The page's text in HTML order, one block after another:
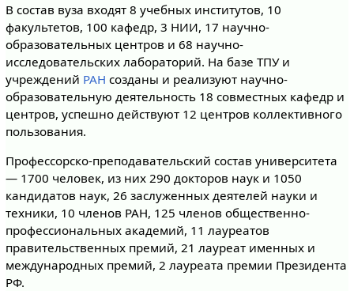
В состав вуза входят 8 учебных институтов, 10
факультетов, 100 кафедр, 3 НИИ, 17 научно-
образовательных центров и 68 научно-
исследовательских лабораторий. На базе ТПУ и
учреждений РАН созданы и реализуют научно-
образовательную деятельность 18 совместных кафедр и
центров, успешно действуют 12 центров коллективного
пользования.
Профессорско-преподавательский состав университета
— 1700 человек, из них 290 докторов наук и 1050
кандидатов наук, 26 заслуженных деятелей науки и
техники, 10 членов РАН, 125 членов общественно-
профессиональных академий, 11 лауреатов
правительственных премий, 21 лауреат именных и
международных премий, 2 лауреата премии Президента
РФ.